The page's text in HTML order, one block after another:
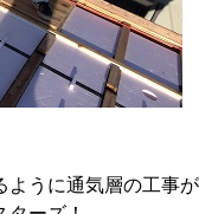
うに通気層の工事